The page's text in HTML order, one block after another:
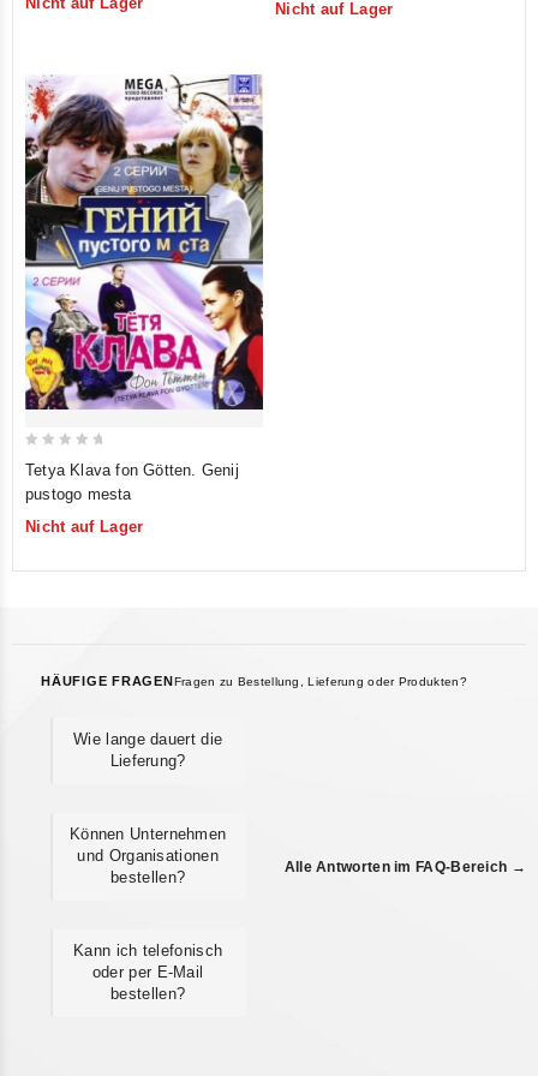
of of
Nicht auf Lager
out
5
Tetya Klava fon Götten. Genij
pustogo mesta
Nicht auf Lager
HÄUFIGE FRAGEN Fragen zu Bestellung, Lieferung oder Produkten?
Wie lange dauert die
Lieferung?
Können Unternehmen
und Organisationen
bestellen?
Kann ich telefonisch
oder per E-Mail
bestellen?
Alle Antworten im FAQ-Bereich →